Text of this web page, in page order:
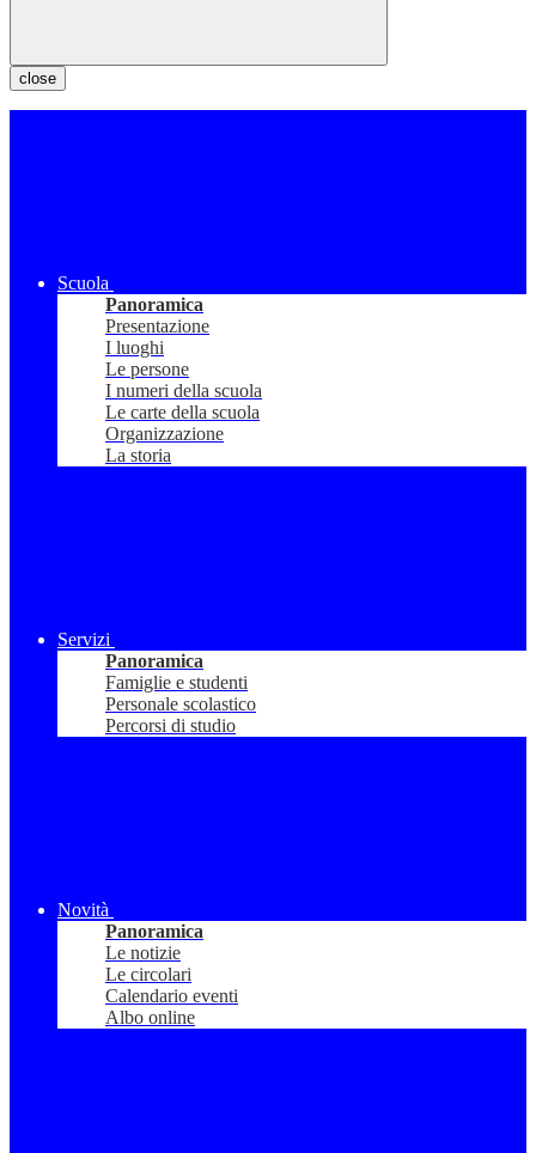
close
Scuola
Panoramica
Presentazione
I luoghi
Le persone
I numeri della scuola
Le carte della scuola
Organizzazione
La storia
Servizi
Panoramica
Famiglie e studenti
Personale scolastico
Percorsi di studio
Novità
Panoramica
Le notizie
Le circolari
Calendario eventi
Albo online